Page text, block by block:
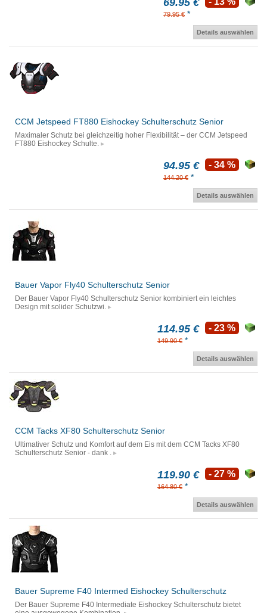
69.95 €
79.95 € *
Details auswählen
CCM Jetspeed FT880 Eishockey Schulterschutz Senior
Maximaler Schutz bei gleichzeitig hoher Flexibilität – der CCM Jetspeed
FT880 Eishockey Schulte.
94.95 €
144.20 € *
- 34 %
Details auswählen
Bauer Vapor Fly40 Schulterschutz Senior
Der Bauer Vapor Fly40 Schulterschutz Senior kombiniert ein leichtes
Design mit solider Schutzwi.
114.95 €
149.90 € *
- 23 %
Details auswählen
CCM Tacks XF80 Schulterschutz Senior
Ultimativer Schutz und Komfort auf dem Eis mit dem CCM Tacks XF80
Schulterschutz Senior - dank .
119.90 €
164.80 € *
- 27 %
Details auswählen
Bauer Supreme F40 Intermed Eishockey Schulterschutz
Der Bauer Supreme F40 Intermediate Eishockey Schulterschutz bietet